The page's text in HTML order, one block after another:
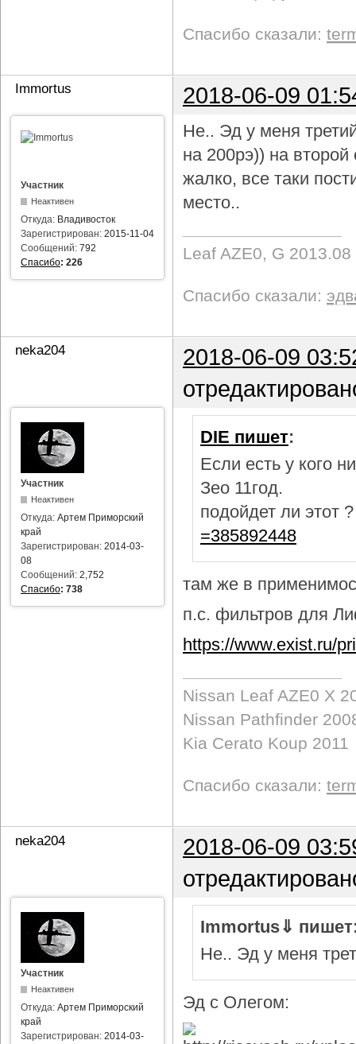
Спасибо сказали:
Immortus 2018-06-09
Участник
Неактивен
Откуда: Владивосток
Зарегистрирован: 2015-11-04
Сообщений: 792
Спасибо: 226
Не.. Эд у меня
на 200рэ)) на
жалко, все таки
место..
Leaf AZE0, G 2013.08
Спасибо сказали:
neka204
2018-06-09
Участник
Неактивен
Откуда: Артем Приморский
край
Зарегистрирован: 2014-03-
08
Сообщений: 2,752
Спасибо: 738
DIE пишет:
Если есть у кого
Зео 11год.
подойдет ли этот
=385892448
там же в
п.с. фильтров для
https://www.exist.ru/
Nissan Leaf AZE0 X
Nissan Pathfinder
Kia Cerato Koup 2011
Спасибо сказали:
neka204
2018-06-09
Участник
Неактивен
Откуда: Артем Приморский
край
Зарегистрирован: 2014-03-
Immortus⇓
Не.. Эд у меня
Эд с Олегом: